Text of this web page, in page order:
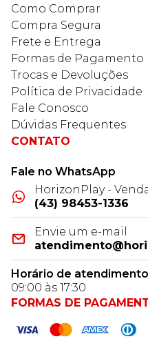
Como Comprar
Compra Segura
Frete e Entrega
Formas de Pagamento
Trocas e Devoluções
Política de Privacidade
Fale Conosco
Dúvidas Frequentes
CONTATO
Fale no WhatsApp
HorizonPlay -
(43) 98453-1336
Envie um e-mail
Horário de atendimento
09:00 às 17:30
FORMAS DE